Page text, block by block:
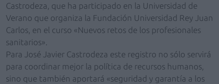
Castrodeza, que ha participado en la Universidad de
Verano que organiza la Fundación Universidad Rey Juan
Carlos, en el curso «Nuevos retos de los profesionales
sanitarios».
Para José Javier Castrodeza este registro no sólo servirá
para coordinar mejor la política de recursos humanos,
sino que también aportará «seguridad y garantía a los